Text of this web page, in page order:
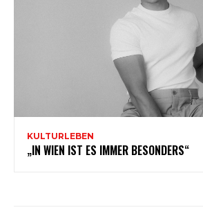
KULTURLEBEN
„IN WIEN IST ES IMMER BESONDERS“